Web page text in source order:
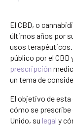
El CBD, o
últimos años por
usos terapéuticos.
público por el
prescripción
un tema de
El objetivo de esta
cómo se prescribe
Unido, su legal y